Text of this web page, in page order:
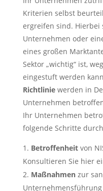
Kriterien selbst
ergreifen sind. Hierbei
Unternehmen oder
eines großen
Sektor „wichtig“ ist,
eingestuft werden
Richtlinie werden in
Unternehmen
Ihr Unternehmen
folgende Schritte
Betroffenheit von
Konsultieren Sie hier
Maßnahmen zur
Unternehmensführung